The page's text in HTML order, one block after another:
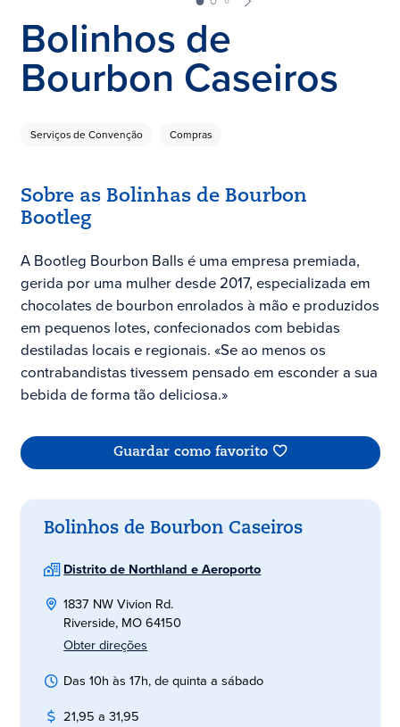
Bolinhos de
Bourbon Caseiros
Serviços de Convenção Compras
Sobre as Bolinhas de Bourbon
Bootleg
A Bootleg Bourbon Balls é uma empresa premiada,
gerida por uma mulher desde 2017, especializada em
chocolates de bourbon enrolados à mão e produzidos
em pequenos lotes, confecionados com bebidas
destiladas locais e regionais. «Se ao menos os
contrabandistas tivessem pensado em esconder a sua
bebida de forma tão deliciosa.»
Guardar como favorito
Bolinhos de Bourbon Caseiros
Distrito de Northland e Aeroporto
1837 NW Vivion Rd.
Riverside, MO 64150
Obter direções
Das 10h às 17h, de quinta a sábado
21,95 a 31,95